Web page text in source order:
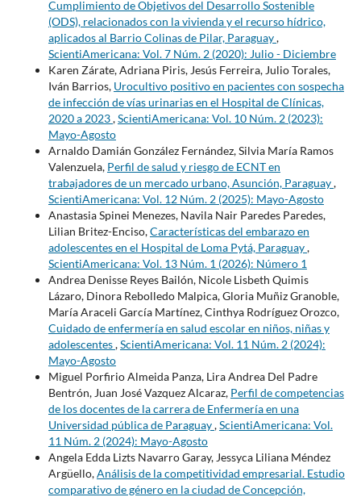
Cumplimiento de Objetivos del Desarrollo Sostenible
(ODS), relacionados con la vivienda y el recurso hídrico,
aplicados al Barrio Colinas de Pilar, Paraguay,
ScientiAmericana: Vol. 7 Núm. 2 (2020): Julio - Diciembre
Karen Zárate, Adriana Piris, Jesús Ferreira, Julio Torales,
Iván Barrios, Urocultivo positivo en pacientes con sospecha
de infección de vías urinarias en el Hospital de Clínicas,
2020 a 2023,ScientiAmericana: Vol. 10 Núm. 2 (2023):
Mayo-Agosto
Arnaldo Damián González Fernández, Silvia María Ramos
Valenzuela, Perfil de salud y riesgo de ECNT en
trabajadores de un mercado urbano, Asunción, Paraguay,
ScientiAmericana: Vol. 12 Núm. 2 (2025): Mayo-Agosto
Anastasia Spinei Menezes, Navila Nair Paredes Paredes,
Lilian Britez-Enciso,Características del embarazo en
adolescentes en el Hospital de Loma Pytá, Paraguay,
ScientiAmericana: Vol. 13 Núm. 1 (2026): Número 1
Andrea Denisse Reyes Bailón, Nicole Lisbeth Quimis
Lázaro, Dinora Rebolledo Malpica, Gloria Muñiz Granoble,
María Araceli García Martínez, Cinthya Rodríguez Orozco,
Cuidado de enfermería en salud escolar en niños, niñas y
adolescentes,ScientiAmericana: Vol. 11 Núm. 2 (2024):
Mayo-Agosto
Miguel Porfirio Almeida Panza, Lira Andrea Del Padre
Bentrón, Juan José Vazquez Alcaraz, Perfil de competencias
de los docentes de la carrera de Enfermería en una
Universidad pública de Paraguay,ScientiAmericana: Vol.
11 Núm. 2 (2024): Mayo-Agosto
Angela Edda Lizts Navarro Garay, Jessyca Liliana Méndez
Argüello,Análisis de la competitividad empresarial. Estudio
comparativo de género en la ciudad de Concepción,